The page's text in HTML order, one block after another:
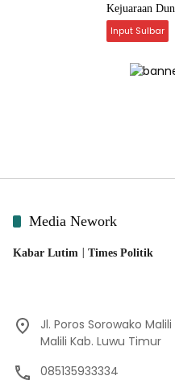
Kejuaraan
Input Sulbar
Media Nework
Kabar Lutim | Times Politik
Jl. Poros Sorowako
Malili Kab. Luwu Timur
085135933334